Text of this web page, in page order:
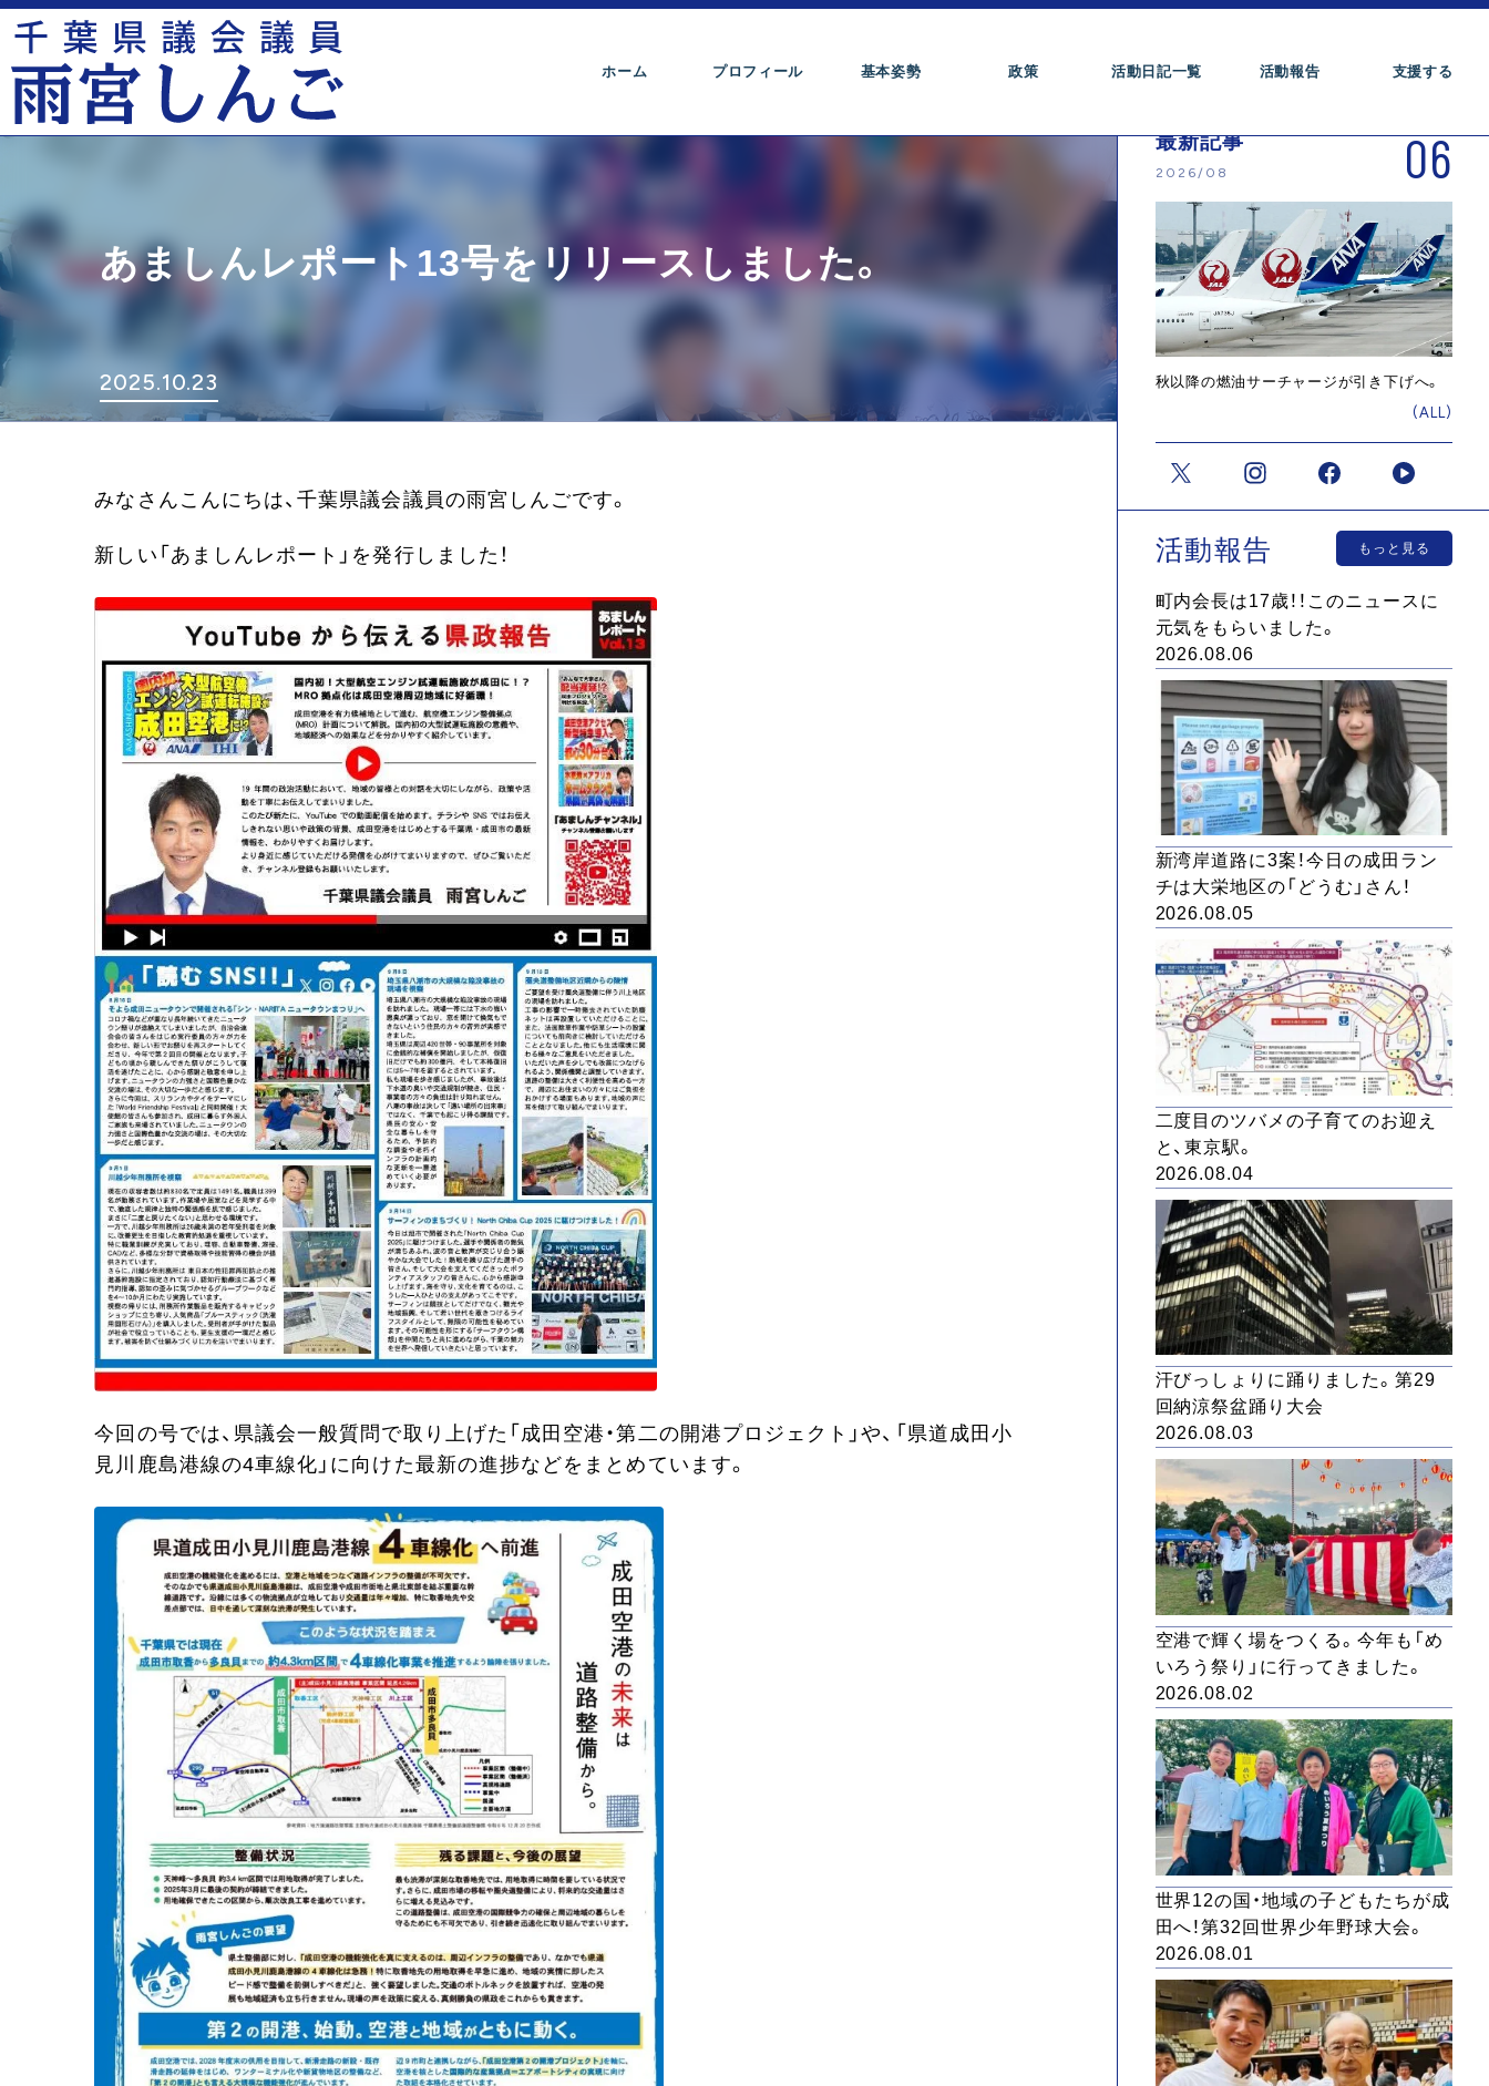
ホーム プロフィール 基本姿勢 政策 活動日記一覧 活動報告 支援する
あましんレポート13号をリリースしました。
2025.10.23
みなさんこんにちは、千葉県議会議員の雨宮しんごです。
新しい「あましんレポート」を発行しました！
今回の号では、県議会一般質問で取り上げた「成田空港・第二の開港プロジェクト」や、「県道成田小
見川鹿島港線の4車線化」に向けた最新の進捗などをまとめています。
最新記事
2026/08 06
秋以降の燃油サーチャージが引き下げへ。
(ALL)
活動報告 もっと見る
町内会長は17歳！！このニュースに
元気をもらいました。
2026.08.06
新湾岸道路に3案！今日の成田ラン
チは大栄地区の「どうむ」さん！
2026.08.05
二度目のツバメの子育てのお迎え
と、東京駅。
2026.08.04
汗びっしょりに踊りました。第29
回納涼祭盆踊り大会
2026.08.03
空港で輝く場をつくる。今年も「め
いろう祭り」に行ってきました。
2026.08.02
世界12の国・地域の子どもたちが成
田へ！第32回世界少年野球大会。
2026.08.01